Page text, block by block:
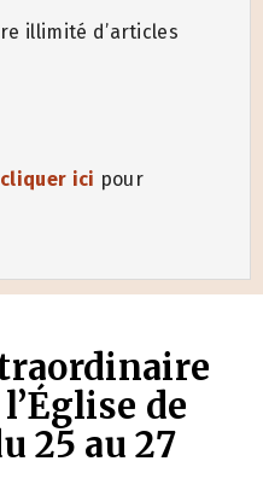
illimité d’articles
cliquer ici pour
de
25 au 27